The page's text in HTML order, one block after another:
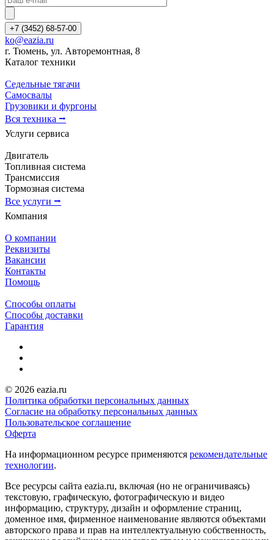
+7 (3452) 68-57-00
ko@eazia.ru
г. Тюмень, ул. Авторемонтная, 8
Каталог техники
Седельные тягачи
Самосвалы
Грузовики и фургоны
Вся техника ⭢
Услуги сервиса
Двигатель
Топливная система
Трансмиссия
Тормозная система
Все услуги ⭢
Компания
О компании
Реквизиты
Вакансии
Контакты
Помощь
Способы оплаты
Способы доставки
Гарантия
© 2026 eazia.ru
Политика обработки персональных данных
Согласие на обработку персональных данных
Пользовательское соглашение
Оферта
На информационном ресурсе применяются рекомендательные
технологии.
Все ресурсы сайта eazia.ru, включая (но не ограничиваясь)
текстовую, графическую, фотографическую и видео
информацию, структуру, дизайн и оформление страниц,
доменное имя, фирменное наименование являются объектами
авторского права и прав на интеллектуальную собственность,